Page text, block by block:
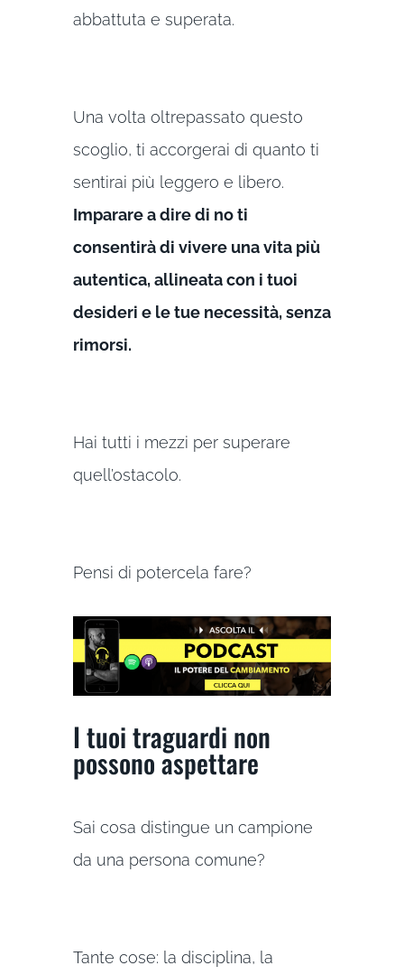
abbattuta e superata.
Una volta oltrepassato questo
scoglio, ti accorgerai di quanto ti
sentirai più leggero e libero.
Imparare a dire di no ti
consentirà di vivere una vita più
autentica, allineata con i tuoi
desideri e le tue necessità, senza
rimorsi.
Hai tutti i mezzi per superare
quell’ostacolo.
Pensi di potercela fare?
I tuoi traguardi non
possono aspettare
Sai cosa distingue un campione
da una persona comune?
Tante cose: la disciplina, la